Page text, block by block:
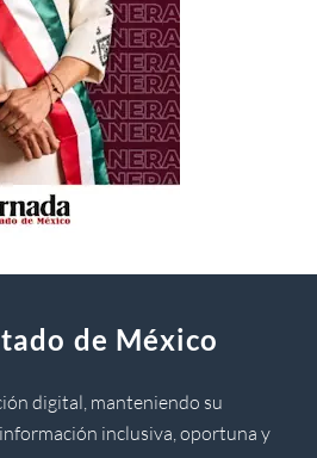
de México
digital, manteniendo su
inclusiva, oportuna y